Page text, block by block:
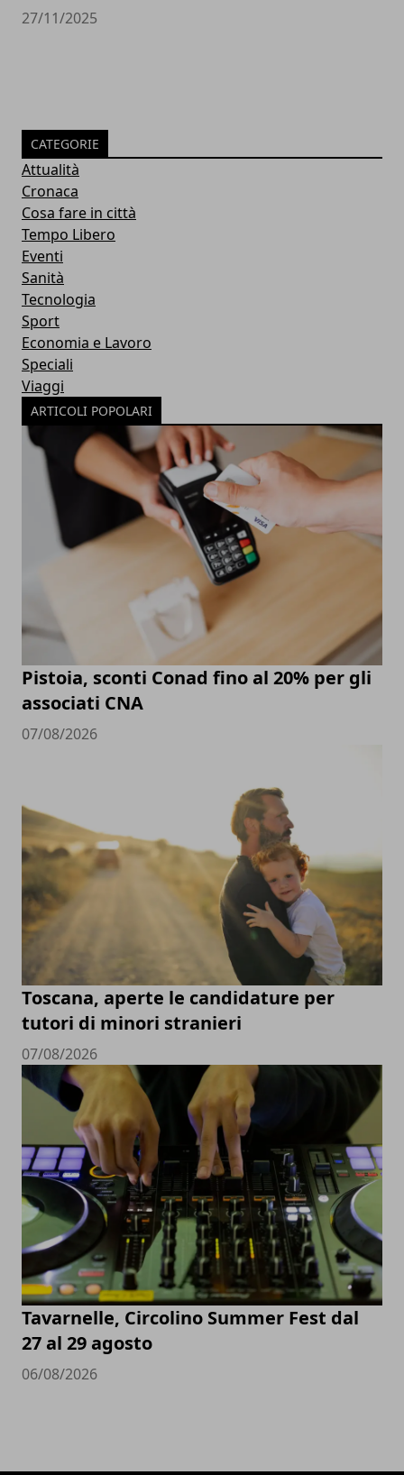
27/11/2025
CATEGORIE
Attualità
Cronaca
Cosa fare in città
Tempo Libero
Eventi
Sanità
Tecnologia
Sport
Economia e Lavoro
Speciali
Viaggi
ARTICOLI POPOLARI
Pistoia, sconti Conad fino al 20% per gli
associati CNA
07/08/2026
Toscana, aperte le candidature per
tutori di minori stranieri
07/08/2026
Tavarnelle, Circolino Summer Fest dal
27 al 29 agosto
06/08/2026